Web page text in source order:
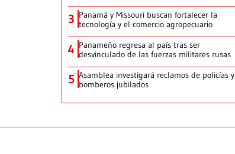
3 Panamá y Missouri buscan fortalecer la
tecnología y el comercio agropecuario
4 Panameño regresa al país tras ser
desvinculado de las fuerzas militares rusas
5 Asamblea investigará reclamos de policías y
bomberos jubilados